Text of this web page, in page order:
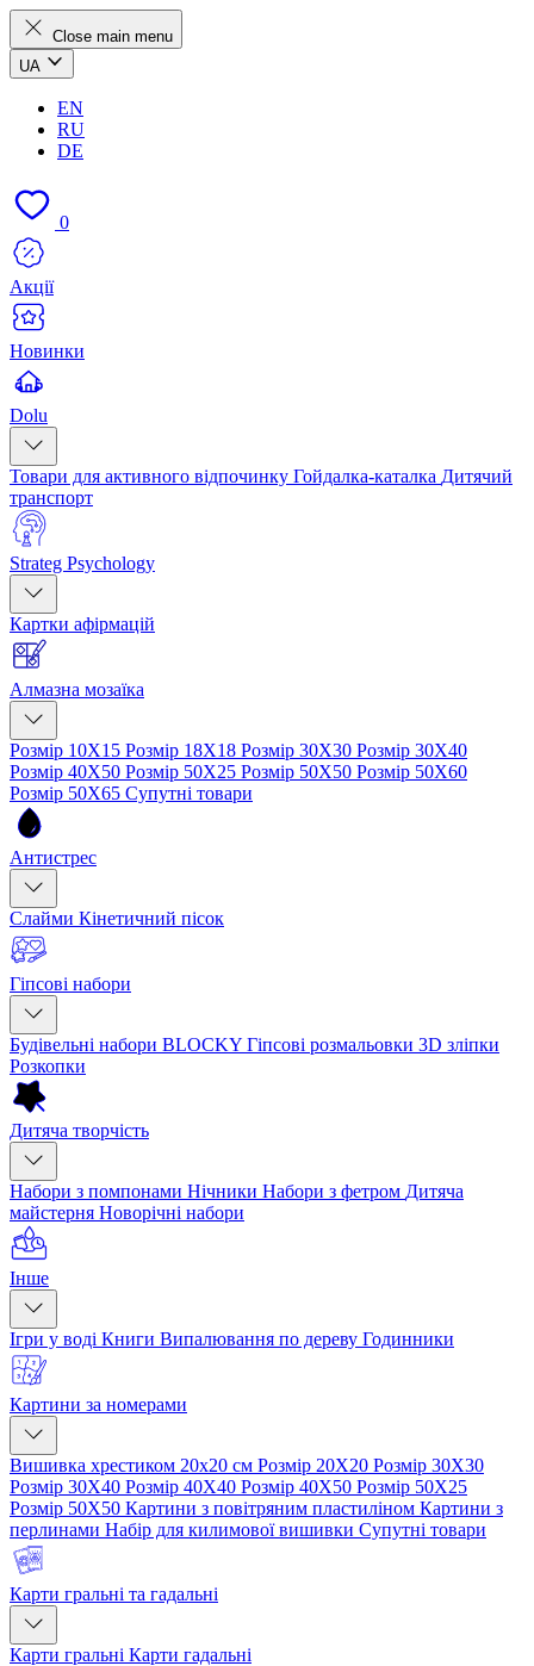
Close main menu
UA
EN
RU
DE
0
Акції
Новинки
Dolu
Товари для активного відпочинку Гойдалка-каталка Дитячий
транспорт
Strateg Psychology
Картки афірмацій
Алмазна мозаїка
Розмір 10Х15 Розмір 18Х18 Розмір 30Х30 Розмір 30Х40
Розмір 40Х50 Розмір 50Х25 Розмір 50Х50 Розмір 50Х60
Розмір 50Х65 Супутні товари
Антистрес
Слайми Кінетичний пісок
Гіпсові набори
Будівельні набори BLOCKY Гіпсові розмальовки 3D зліпки
Розкопки
Дитяча творчість
Набори з помпонами Нічники Набори з фетром Дитяча
майстерня Новорічні набори
Інше
Ігри у воді Книги Випалювання по дереву Годинники
Картини за номерами
Вишивка хрестиком 20х20 см Розмір 20Х20 Розмір 30Х30
Розмір 30Х40 Розмір 40Х40 Розмір 40Х50 Розмір 50Х25
Розмір 50Х50 Картини з повітряним пластиліном Картини з
перлинами Набір для килимової вишивки Супутні товари
Карти гральні та гадальні
Карти гральні Карти гадальні